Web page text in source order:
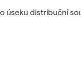
úseku distribuční